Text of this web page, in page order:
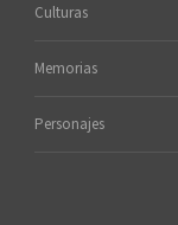
Culturas
Memorias
Personajes